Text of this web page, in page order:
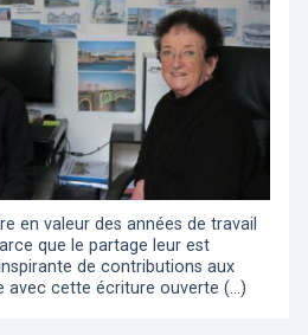
en valeur des années de travail
que le partage leur est
de contributions aux
avec cette écriture ouverte (…)